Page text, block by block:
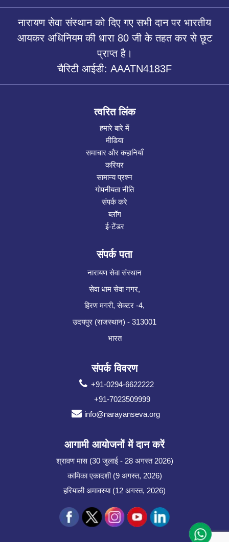
नारायण सेवा संस्थान को दिए गए सभी दान पर भारतीय
आयकर अधिनियम की धारा 80 जी के तहत कर से छूट
प्राप्त है।
चैरिटी आईडी: AAATN4183F
त्वरित लिंक
हमारे बारे में
मीडिया
समाचार और कहानियाँ
करियर
सामान्य प्रश्न
गोपनीयता नीति
संपर्क करे
ब्लॉग
ई-टेंडर
संपर्क पता
नारायण सेवा संस्थान
सेवा धाम सेवा नगर,
हिरण मगरी, सेक्टर -4,
उदयपुर (राजस्थान) - 313001
भारत
संपर्क विवरण
+91-0294-6622222
+91-7023509999
info@narayanseva.org
आगामी आयोजनों में दान करें
श्रावण मास (30 जुलाई - 28 अगस्त 2026)
कामिका एकादशी (9 अगस्त, 2026)
हरियाली अमावस्या (12 अगस्त, 2026)